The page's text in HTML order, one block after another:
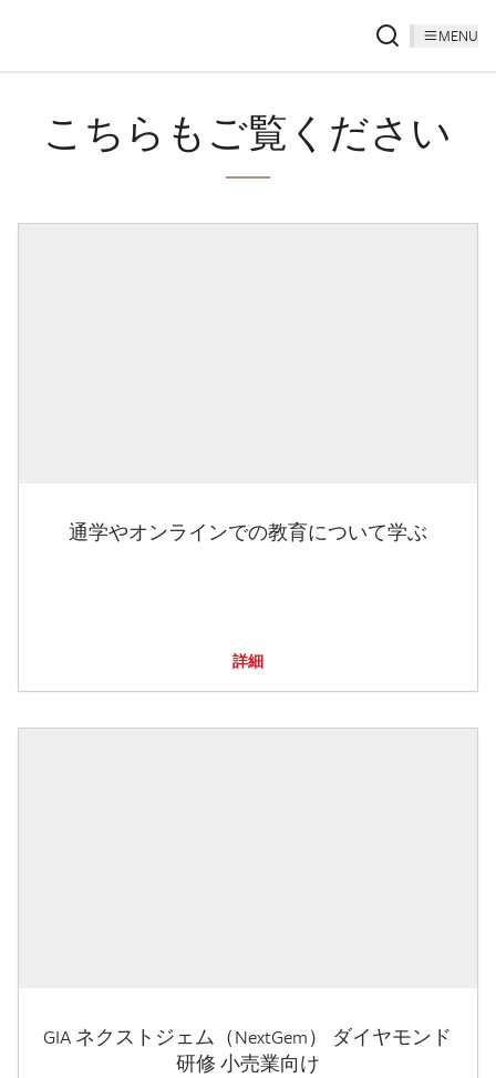
MENU
こちらもご覧ください
通学やオンラインでの教育について学ぶ
詳細
GIA ネクストジェム（NextGem） ダイヤモンド
研修 小売業向け